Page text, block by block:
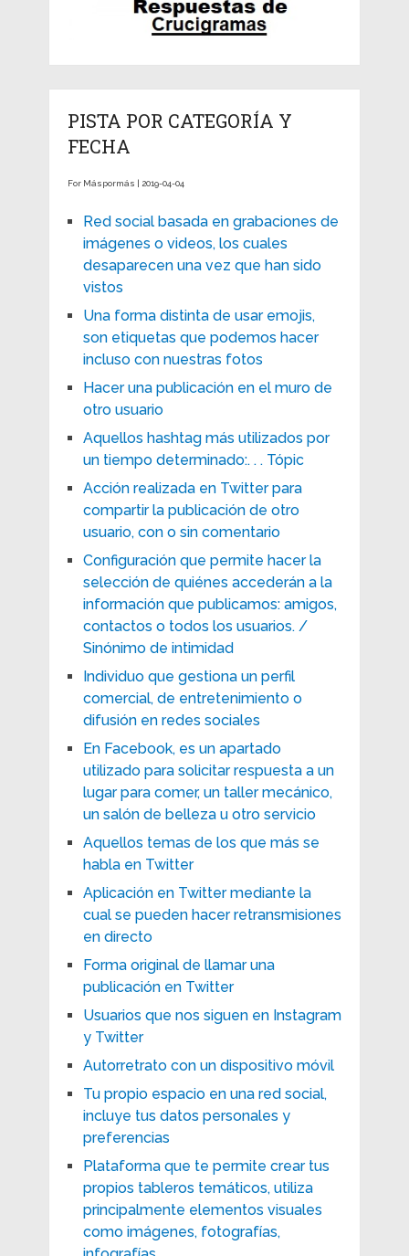
PISTA POR CATEGORÍA Y
FECHA
For Máspormás | 2019-04-04
Red social basada en grabaciones de
imágenes o videos, los cuales
desaparecen una vez que han sido
vistos
Una forma distinta de usar emojis,
son etiquetas que podemos hacer
incluso con nuestras fotos
Hacer una publicación en el muro de
otro usuario
Aquellos hashtag más utilizados por
un tiempo determinado:. . . Tópic
Acción realizada en Twitter para
compartir la publicación de otro
usuario, con o sin comentario
Configuración que permite hacer la
selección de quiénes accederán a la
información que publicamos: amigos,
contactos o todos los usuarios. /
Sinónimo de intimidad
Individuo que gestiona un perfil
comercial, de entretenimiento o
difusión en redes sociales
En Facebook, es un apartado
utilizado para solicitar respuesta a un
lugar para comer, un taller mecánico,
un salón de belleza u otro servicio
Aquellos temas de los que más se
habla en Twitter
Aplicación en Twitter mediante la
cual se pueden hacer retransmisiones
en directo
Forma original de llamar una
publicación en Twitter
Usuarios que nos siguen en Instagram
y Twitter
Autorretrato con un dispositivo móvil
Tu propio espacio en una red social,
incluye tus datos personales y
preferencias
Plataforma que te permite crear tus
propios tableros temáticos, utiliza
principalmente elementos visuales
como imágenes, fotografías,